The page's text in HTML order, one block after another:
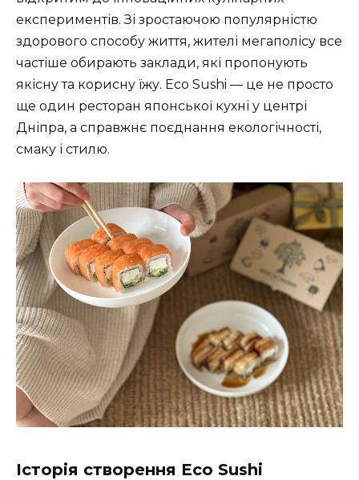
експериментів. Зі зростаючою популярністю
здорового способу життя, жителі мегаполісу все
частіше обирають заклади, які пропонують
якісну та корисну їжу. Eco Sushi — це не просто
ще один ресторан японської кухні у центрі
Дніпра, а справжнє поєднання екологічності,
смаку і стилю.
Історія створення Eco Sushi